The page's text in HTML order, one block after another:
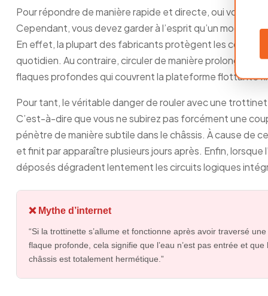
Pour répondre de manière rapide et directe, oui vous
Cependant, vous devez garder à l’esprit qu’un modèle
En effet, la plupart des fabricants protègent les
quotidien. Au contraire, circuler de manière prolongée
flaques profondes qui couvrent la plateforme flottante
Pour tant, le véritable danger de rouler avec une
C’est-à-dire que vous ne subirez pas forcément une
pénètre de manière subtile dans le châssis. À cause de
et finit par apparaître plusieurs jours après. Enfin, lorsque
déposés dégradent lentement les circuits logiques
❌ Mythe d’internet
“Si la trottinette s’allume et fonctionne après avoir traversé une
flaque profonde, cela signifie que l’eau n’est pas entrée et que
châssis est totalement hermétique.”